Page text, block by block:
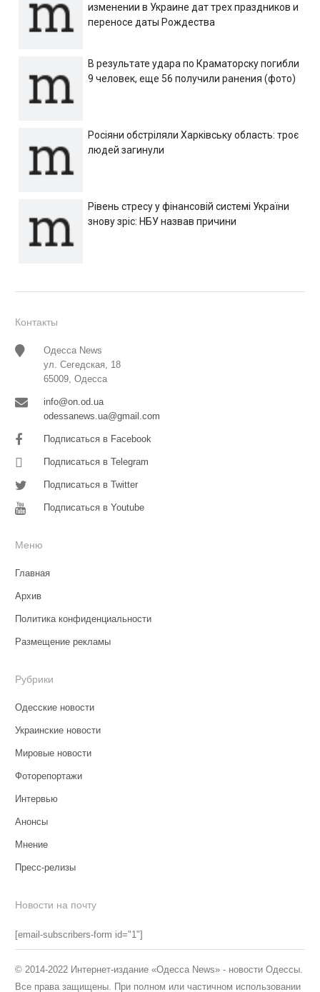
изменении в Украине дат трех праздников и
переносе даты Рождества
В результате удара по Краматорску погибли
9 человек, еще 56 получили ранения (фото)
Росіяни обстріляли Харківську область: троє
людей загинули
Рівень стресу у фінансовій системі України
знову зріс: НБУ назвав причини
Контакты
Одесса News
ул. Сегедская, 18
65009, Одесса
info@on.od.ua
odessanews.ua@gmail.com
Подписаться в Facebook
Подписаться в Telegram
Подписаться в Twitter
Подписаться в Youtube
Меню
Главная
Архив
Политика конфиденциальности
Размещение рекламы
Рубрики
Одесские новости
Украинские новости
Мировые новости
Фоторепортажи
Интервью
Анонсы
Мнение
Пресс-релизы
Новости на почту
[email-subscribers-form id="1"]
© 2014-2022 Интернет-издание «Одесса News» - новости Одессы.
Все права защищены. При полном или частичном использовании